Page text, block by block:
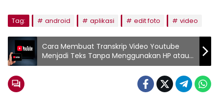
Tag: android aplikasi edit foto video
Cara Membuat Transkrip Video Youtube
Menjadi Teks Tanpa Menggunakan HP atau
PC